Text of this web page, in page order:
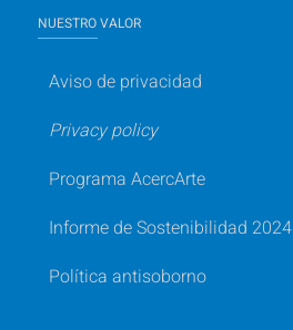
NUESTRO VALOR
Aviso de privacidad
Privacy policy
Programa AcercArte
Informe de Sostenibilidad 2024
Política antisoborno